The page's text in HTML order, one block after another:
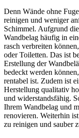
Denn Wände ohne
reinigen und weniger
Schimmel. Aufgrund
Wandbelag häufig in
rasch verbreiten
oder Toiletten. Das ist
Erstellung der
bedeckt werden
rentabel ist. Zudem ist
Herstellung qualitativ
und widerstandsfähig.
Ihrem Wandbelag und
renovieren. Weiterhin
zu reinigen und sauber